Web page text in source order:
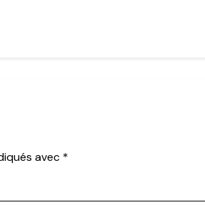
avec *